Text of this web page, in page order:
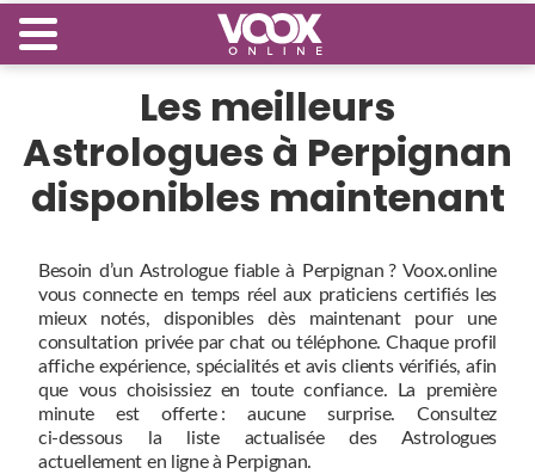
Les meilleurs
Astrologues à Perpignan
disponibles maintenant
Besoin d’un Astrologue fiable à Perpignan ? Voox.online
vous connecte en temps réel aux praticiens certifiés les
mieux notés, disponibles dès maintenant pour une
consultation privée par chat ou téléphone. Chaque profil
affiche expérience, spécialités et avis clients vérifiés, afin
que vous choisissiez en toute confiance. La première
minute est offerte : aucune surprise. Consultez
ci‑dessous la liste actualisée des Astrologues
actuellement en ligne à Perpignan.